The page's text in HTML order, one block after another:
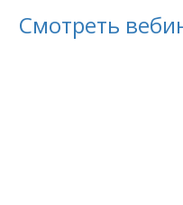
Смотреть